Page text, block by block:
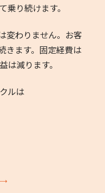
乗り続けます。
変わりません。お客
きます。固定経費は
は減ります。
ルは
→